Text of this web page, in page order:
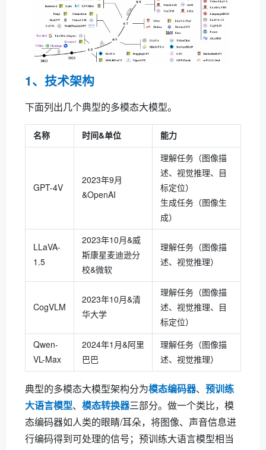
1、技术架构
下面列出几个典型的多模态大模型。
名称 时间&单位 能力
GPT-4V
2023年9月
&OpenAI
理解任务（图像描
述、视觉推理、目
标定位）
生成任务（图像生
成）
LLaVA-
1.5
2023年10月&威
斯康星麦迪逊分
校&微软
理解任务（图像描
述、视觉推理）
CogVLM
2023年10月&清
华大学
理解任务（图像描
述、视觉推理、目
标定位）
Qwen-
VL-Max
2024年1月&阿里
巴巴
理解任务（图像描
述、视觉推理）
典型的多模态大模型架构分为模态编码器、 预训练
大语言模型、 模态转换器三部分。做一个类比，模
态编码器如人类的眼睛/耳朵，将图像、声音信息进
行编码得到可处理的信号；预训练大语言模型相当